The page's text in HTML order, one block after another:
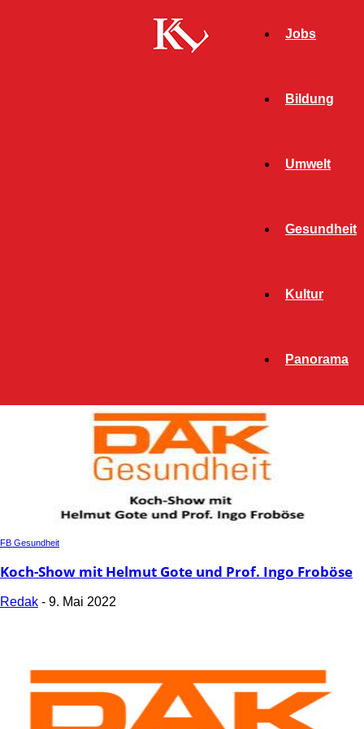
Jobs
Bildung
Umwelt
Gesundheit
Kultur
Panorama
FB Gesundheit
Koch-Show mit Helmut Gote und Prof. Ingo Froböse
Redak - 9. Mai 2022